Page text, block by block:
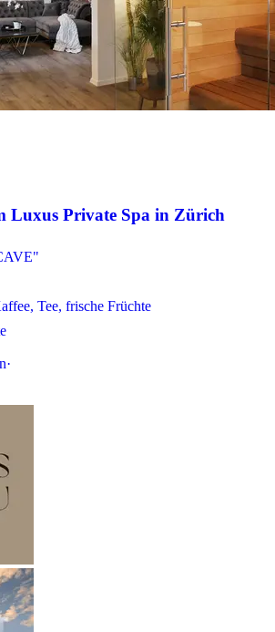
Luxus Private Spa in Zürich
Tee, frische Früchte
·